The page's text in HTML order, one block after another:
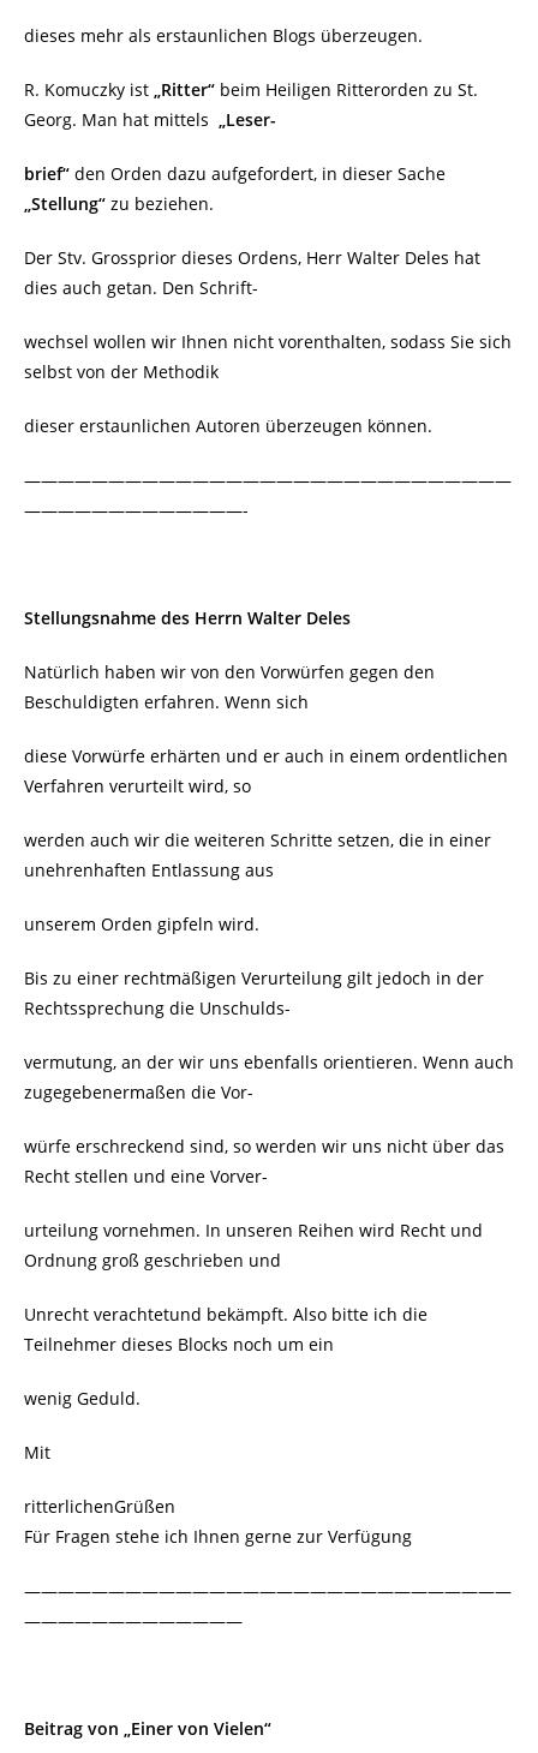
dieses mehr als erstaunlichen Blogs überzeugen.
R. Komuczky ist „Ritter“ beim Heiligen Ritterorden zu St.
Georg. Man hat mittels „Leser-
brief“ den Orden dazu aufgefordert, in dieser Sache
„Stellung“ zu beziehen.
Der Stv. Grossprior dieses Ordens, Herr Walter Deles hat
dies auch getan. Den Schrift-
wechsel wollen wir Ihnen nicht vorenthalten, sodass Sie sich
selbst von der Methodik
dieser erstaunlichen Autoren überzeugen können.
—————————————————————————————
—————————————-
Stellungsnahme des Herrn Walter Deles
Natürlich haben wir von den Vorwürfen gegen den
Beschuldigten erfahren. Wenn sich
diese Vorwürfe erhärten und er auch in einem ordentlichen
Verfahren verurteilt wird, so
werden auch wir die weiteren Schritte setzen, die in einer
unehrenhaften Entlassung aus
unserem Orden gipfeln wird.
Bis zu einer rechtmäßigen Verurteilung gilt jedoch in der
Rechtssprechung die Unschulds-
vermutung, an der wir uns ebenfalls orientieren. Wenn auch
zugegebenermaßen die Vor-
würfe erschreckend sind, so werden wir uns nicht über das
Recht stellen und eine Vorver-
urteilung vornehmen. In unseren Reihen wird Recht und
Ordnung groß geschrieben und
Unrecht verachtetund bekämpft. Also bitte ich die
Teilnehmer dieses Blocks noch um ein
wenig Geduld.
Mit
ritterlichenGrüßen
Für Fragen stehe ich Ihnen gerne zur Verfügung
—————————————————————————————
—————————————
Beitrag von „Einer von Vielen“